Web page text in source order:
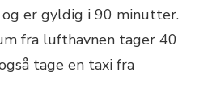
er gyldig i 90 minutter.
fra lufthavnen tager 40
tage en taxi fra